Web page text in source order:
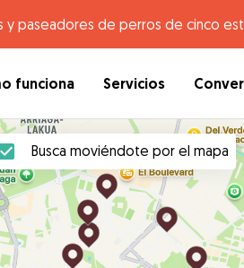
paseadores de perros de cinco
funciona Servicios
Busca moviéndote por el mapa